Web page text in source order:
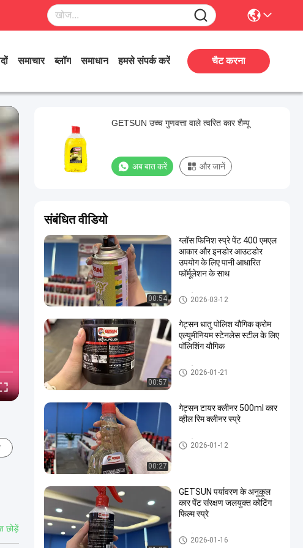
समाचार ब्लॉग समाधान हमसे संपर्क करें चैट करना
छोड़ें
GETSUN उच्च गुणवत्ता वाले त्वरित कार शैम्पू
अब बात करें और जानें
संबंधित वीडियो
00:54
ग्लॉस फिनिश स्प्रे पेंट 400 एमएल
आकार और इनडोर आउटडोर
उपयोग के लिए पानी आधारित
फॉर्मूलेशन के साथ
कार केयर उत्पाद
2026-03-12
00:57
गेट्सन धातु पोलिश यौगिक क्रोम
एल्यूमीनियम स्टेनलेस स्टील के लिए
पॉलिशिंग यौगिक
कार केयर उत्पाद
2026-01-21
00:27
गेट्सन टायर क्लीनर 500ml कार
व्हील रिम क्लीनर स्प्रे
कार केयर उत्पाद
2026-01-12
GETSUN पर्यावरण के अनुकूल
कार पेंट संरक्षण जलयुक्त कोटिंग
फिल्म स्प्रे
कार केयर उत्पाद
2026-01-16